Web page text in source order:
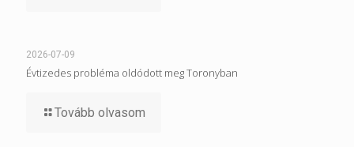
2026-07-09
Évtizedes probléma oldódott meg Toronyban
Tovább olvasom